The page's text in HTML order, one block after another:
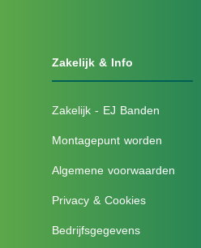
Zakelijk & Info
Zakelijk - EJ Banden
Montagepunt worden
Algemene voorwaarden
Privacy & Cookies
Bedrijfsgegevens